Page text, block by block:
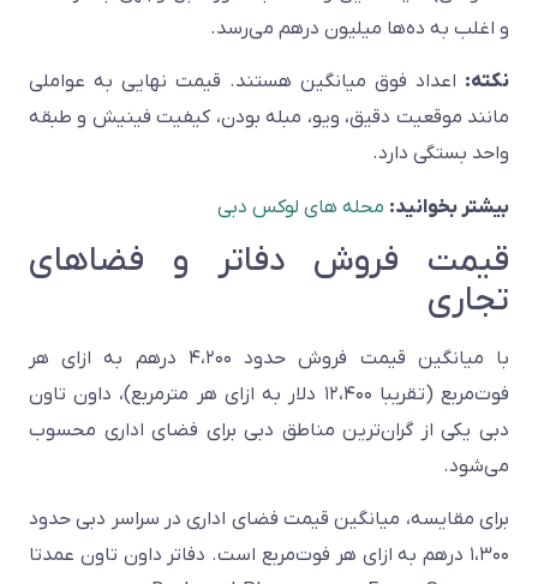
و اغلب به ده‌ها میلیون درهم می‌رسد.
نکته:اعداد فوق میانگین هستند. قیمت نهایی به عواملی
مانند موقعیت دقیق، ویو، مبله بودن، کیفیت فینیش و طبقه
واحد بستگی دارد.
بیشتر بخوانید: محله های لوکس دبی
قیمت فروش دفاتر و فضاهای
تجاری
با میانگین قیمت فروش حدود ۴،۲۰۰ درهم به ازای هر
فوت‌مربع (تقریبا ۱۲،۴۰۰ دلار به ازای هر مترمربع)، داون تاون
دبی یکی از گران‌ترین مناطق دبی برای فضای اداری محسوب
می‌شود.
برای مقایسه، میانگین قیمت فضای اداری در سراسر دبی حدود
۱،۳۰۰ درهم به ازای هر فوت‌مربع است. دفاتر داون تاون عمدتا